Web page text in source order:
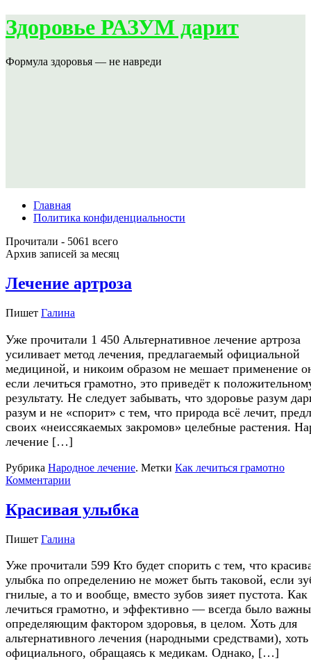
Здоровье РАЗУМ дарит
Формула здоровья — не навреди
Главная
Политика конфиденциальности
Прочитали - 5061 всего
Архив записей за месяц
Лечение артроза
Пишет Галина
Уже прочитали 1 450 Альтернативное лечение артроза
усиливает метод лечения, предлагаемый официальной
медициной, и никоим образом не мешает применение
если лечиться грамотно, это приведёт к
результату. Не следует забывать, что здоровье разум
разум и не «спорит» с тем, что природа всё лечит,
своих «неиссякаемых закромов» целебные растения.
лечение […]
Рубрика Народное лечение. Метки Как лечиться грамотно
Комментарии
Красивая улыбка
Пишет Галина
Уже прочитали 599 Кто будет спорить с тем, что
улыбка по определению не может быть таковой, если
гнилые, а то и вообще, вместо зубов зияет пустота. Как
лечиться грамотно, и эффективно — всегда было
определяющим фактором здоровья, в целом. Хоть для
альтернативного лечения (народными средствами), хоть
официального, обращаясь к медикам. Однако, […]